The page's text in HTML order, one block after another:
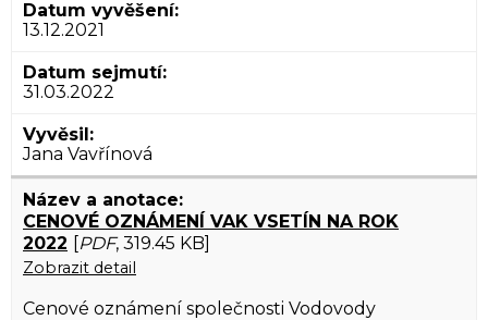
13.12.2021
31.03.2022
Jana Vavřínová
CENOVÉ OZNÁMENÍ VAK VSETÍN NA ROK
2022 [PDF, 319.45 KB]
Zobrazit detail
Cenové oznámení společnosti Vodovody